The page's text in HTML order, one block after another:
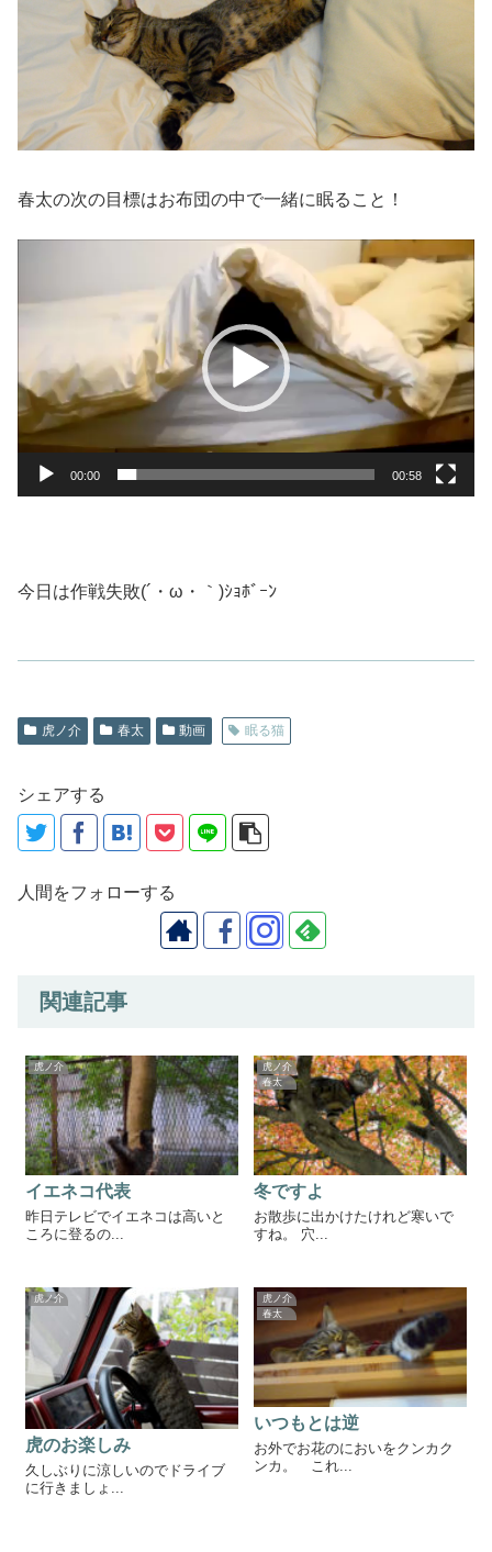
春太の次の目標はお布団の中で一緒に眠ること！
ー
ヤ
ー
00:00 00:58
今日は作戦失敗(´・ω・｀)ｼｮﾎﾞｰﾝ
虎ノ介 春太 動画 眠る猫
シェアする
人間をフォローする
関連記事
虎ノ介
イエネコ代表
昨日テレビでイエネコは高いと
ころに登るの...
虎ノ介
春太
冬ですよ
お散歩に出かけたけれど寒いで
すね。 穴...
虎ノ介
虎のお楽しみ
久しぶりに涼しいのでドライブ
に行きましょ...
虎ノ介
春太
いつもとは逆
お外でお花のにおいをクンカク
ンカ。 これ...